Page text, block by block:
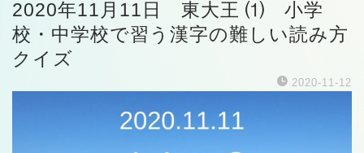
2020年11月11日 東大王 ⑴ 小学
校・中学校で習う漢字の難しい読み方
クイズ
2020-11-12